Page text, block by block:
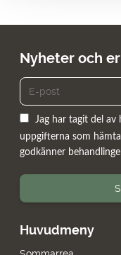
Huvudmeny
Nyheter och
Jag har tagit del av
uppgifterna som
godkänner